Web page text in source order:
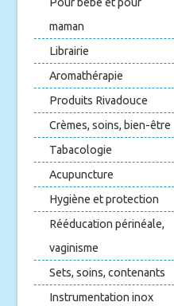
maman
Librairie
Aromathérapie
Produits Rivadouce
Crèmes, soins, bien-être
Tabacologie
Acupuncture
Hygiène et protection
Rééducation périnéale,
vaginisme
Sets, soins, contenants
Instrumentation inox